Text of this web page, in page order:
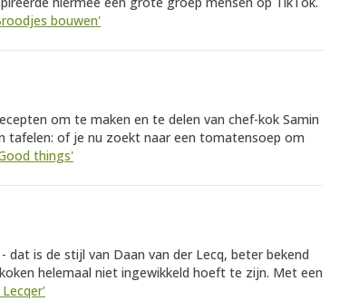
bouwen'
om te maken en te delen van chef-kok Samin
tafelen: of je nu zoekt naar een tomatensoep om
things'
dat is de stijl van Daan van der Lecq, beter bekend
helemaal niet ingewikkeld hoeft te zijn. Met een